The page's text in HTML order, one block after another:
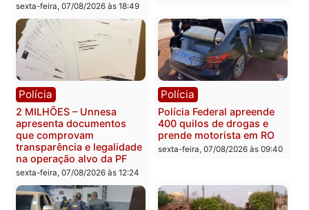
Você também vai querer ler...
Política
Marcos Rogério apresenta
Plano de Governo com
228 projetos, metas
Política
Evanildo pode ser o
primeiro pastor de